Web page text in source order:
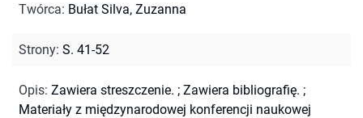
Twórca: Bułat Silva, Zuzanna
Strony: S. 41-52
Opis: Zawiera streszczenie. ; Zawiera bibliografię. ;
Materiały z międzynarodowej konferencji naukowej